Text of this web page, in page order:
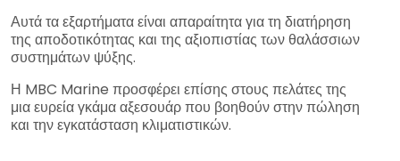
Αυτά τα εξαρτήματα είναι απαραίτητα για τη διατήρηση
της αποδοτικότητας και της αξιοπιστίας των θαλάσσιων
συστημάτων ψύξης.
Η MBC Marine προσφέρει επίσης στους πελάτες της
μια ευρεία γκάμα αξεσουάρ που βοηθούν στην πώληση
και την εγκατάσταση κλιματιστικών.